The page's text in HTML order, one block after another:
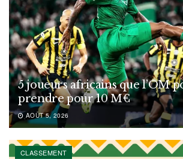
5 joueurs africains que l’OM
prendre pour 10 M€
AOÛT 5, 2026
CLASSEMENT